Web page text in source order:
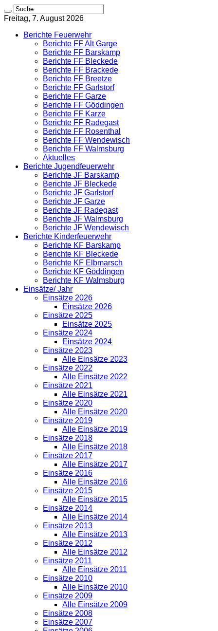
Freitag, 7. August 2026
Berichte Feuerwehr
Berichte FF Alt Garge
Berichte FF Barskamp
Berichte FF Bleckede
Berichte FF Brackede
Berichte FF Breetze
Berichte FF Garlstorf
Berichte FF Garze
Berichte FF Göddingen
Berichte FF Karze
Berichte FF Radegast
Berichte FF Rosenthal
Berichte FF Wendewisch
Berichte FF Walmsburg
Aktuelles
Berichte Jugendfeuerwehr
Berichte JF Barskamp
Berichte JF Bleckede
Berichte JF Garlstorf
Berichte JF Garze
Berichte JF Radegast
Berichte JF Walmsburg
Berichte JF Wendewisch
Berichte Kinderfeuerwehr
Berichte KF Barskamp
Berichte KF Bleckede
Berichte KF Elbmarsch
Berichte KF Göddingen
Berichte KF Walmsburg
Einsätze/ Jahr
Einsätze 2026
Einsätze 2026
Einsätze 2025
Einsätze 2025
Einsätze 2024
Einsätze 2024
Einsätze 2023
Alle Einsätze 2023
Einsätze 2022
Alle Einsätze 2022
Einsätze 2021
Alle Einsätze 2021
Einsätze 2020
Alle Einsätze 2020
Einsätze 2019
Alle Einsätze 2019
Einsätze 2018
Alle Einsätze 2018
Einsätze 2017
Alle Einsätze 2017
Einsätze 2016
Alle Einsätze 2016
Einsätze 2015
Alle Einsätze 2015
Einsätze 2014
Alle Einsätze 2014
Einsätze 2013
Alle Einsätze 2013
Einsätze 2012
Alle Einsätze 2012
Einsätze 2011
Alle Einsätze 2011
Einsätze 2010
Alle Einsätze 2010
Einsätze 2009
Alle Einsätze 2009
Einsätze 2008
Einsätze 2007